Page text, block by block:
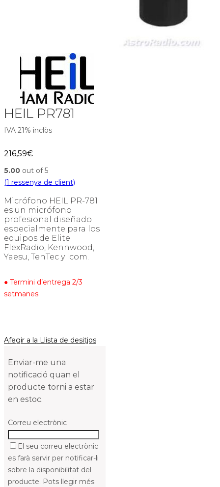
HEIL PR781
IVA 21% inclòs
216,59€
5.00 out of 5
(1 ressenya de client)
Micrófono HEIL PR-781
es un micrófono
profesional diseñado
especialmente para los
equipos de Elite
FlexRadio, Kennwood,
Yaesu, TenTec y Icom.
● Termini d’entrega 2/3
setmanes
Afegir a la Llista de desitjos
Enviar-me una
notificació quan el
producte torni a estar
en estoc.
Correu electrònic
El seu correu electrònic
es farà servir per notificar-li
sobre la disponibilitat del
producte. Pots llegir més